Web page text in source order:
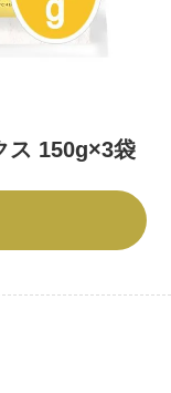
ス 150g×3袋